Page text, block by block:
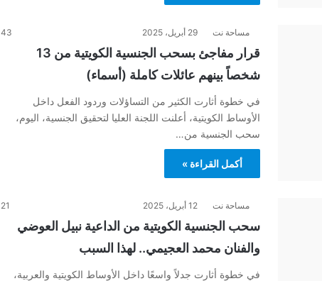
مساحة نت 29 أبريل، 2025 43
قرار مفاجئ بسحب الجنسية الكويتية من 13
شخصاً بينهم عائلات كاملة (أسماء)
في خطوة أثارت الكثير من التساؤلات وردود الفعل داخل
الأوساط الكويتية، أعلنت اللجنة العليا لتحقيق الجنسية، اليوم،
سحب الجنسية من…
أكمل القراءة »
مساحة نت 12 أبريل، 2025 21
سحب الجنسية الكويتية من الداعية نبيل العوضي
والفنان محمد العجيمي.. لهذا السبب
في خطوة أثارت جدلاً واسعًا داخل الأوساط الكويتية والعربية،